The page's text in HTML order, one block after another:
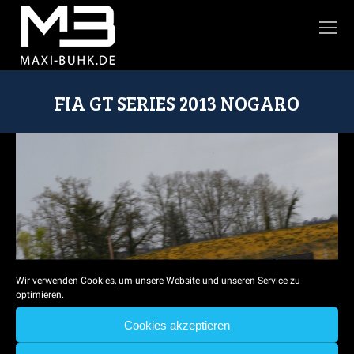
Wir verwenden Cookies, um unsere Website und unseren Service zu
optimieren.
Cookies akzeptieren
FIA GT SERIES 2013 NOGARO